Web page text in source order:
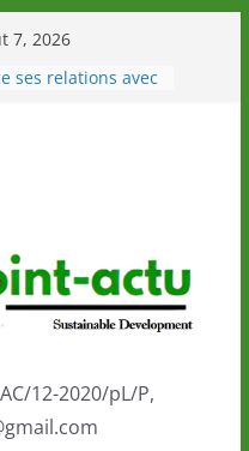
7, 2026
ses relations avec
d’Ivoire
un nouveau tirage
au Togo sur
au-delà des
ses athlètes
de la politique
de
12-2020/pL/P,